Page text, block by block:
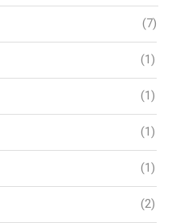
(7)
(1)
(1)
(1)
(1)
(2)